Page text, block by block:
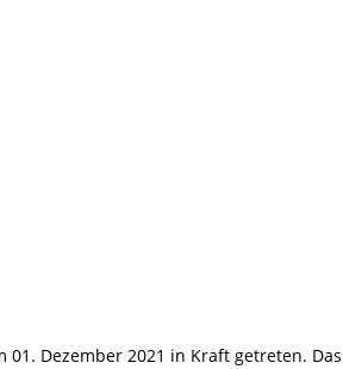
Dezember 2021 in Kraft getreten.